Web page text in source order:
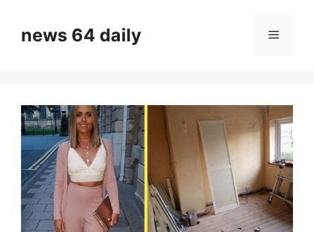
contentnews 64 daily Menu